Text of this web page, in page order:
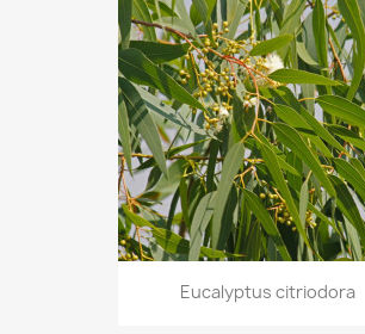
Eucalyptus citriodora